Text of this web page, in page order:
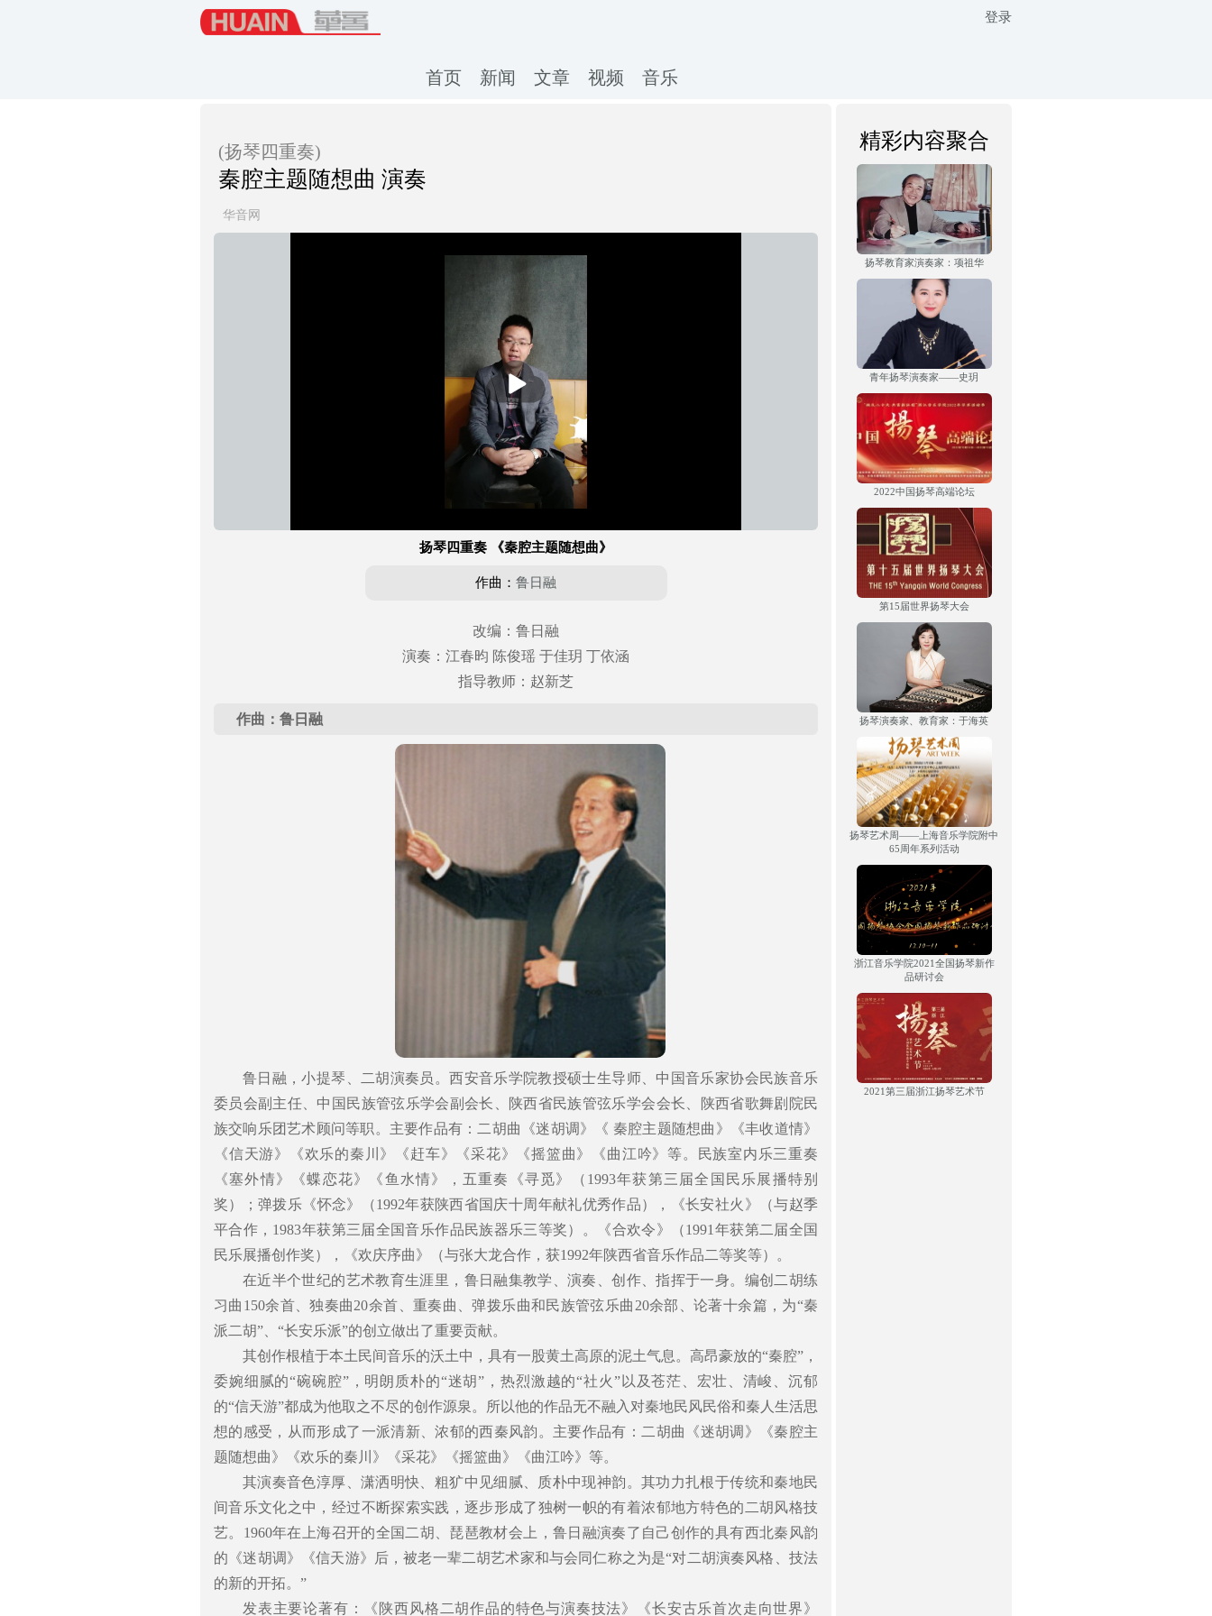
首页 新闻 文章 视频 音乐
登录
(扬琴四重奏)
秦腔主题随想曲 演奏
华音网
播
放
扬琴四重奏 《秦腔主题随想曲》
作曲： 鲁日融
改编：鲁日融
演奏：江春昀 陈俊瑶 于佳玥 丁依涵
指导教师：赵新芝
作曲：鲁日融
鲁日融，小提琴、二胡演奏员。西安音乐学院教授硕士生导师、中国音乐家协会民族音乐
委员会副主任、中国民族管弦乐学会副会长、陕西省民族管弦乐学会会长、陕西省歌舞剧院民
族交响乐团艺术顾问等职。主要作品有：二胡曲《迷胡调》《 秦腔主题随想曲》《丰收道情》
《信天游》《欢乐的秦川》《赶车》《采花》《摇篮曲》《曲江吟》等。民族室内乐三重奏
《塞外情》《蝶恋花》《鱼水情》，五重奏《寻觅》（1993年获第三届全国民乐展播特别
奖）；弹拨乐《怀念》（1992年获陕西省国庆十周年献礼优秀作品），《长安社火》（与赵季
平合作，1983年获第三届全国音乐作品民族器乐三等奖）。《合欢令》（1991年获第二届全国
民乐展播创作奖），《欢庆序曲》（与张大龙合作，获1992年陕西省音乐作品二等奖等）。
在近半个世纪的艺术教育生涯里，鲁日融集教学、演奏、创作、指挥于一身。编创二胡练
习曲150余首、独奏曲20余首、重奏曲、弹拨乐曲和民族管弦乐曲20余部、论著十余篇，为“秦
派二胡”、“长安乐派”的创立做出了重要贡献。
其创作根植于本土民间音乐的沃土中，具有一股黄土高原的泥土气息。高昂豪放的“秦腔”，
委婉细腻的“碗碗腔”，明朗质朴的“迷胡”，热烈激越的“社火”以及苍茫、宏壮、清峻、沉郁
的“信天游”都成为他取之不尽的创作源泉。所以他的作品无不融入对秦地民风民俗和秦人生活思
想的感受，从而形成了一派清新、浓郁的西秦风韵。主要作品有：二胡曲《迷胡调》《秦腔主
题随想曲》《欢乐的秦川》《采花》《摇篮曲》《曲江吟》等。
其演奏音色淳厚、潇洒明快、粗犷中见细腻、质朴中现神韵。其功力扎根于传统和秦地民
间音乐文化之中，经过不断探索实践，逐步形成了独树一帜的有着浓郁地方特色的二胡风格技
艺。1960年在上海召开的全国二胡、琵琶教材会上，鲁日融演奏了自己创作的具有西北秦风韵
的《迷胡调》《信天游》后，被老一辈二胡艺术家和与会同仁称之为是“对二胡演奏风格、技法
的新的开拓。”
发表主要论著有：《陕西风格二胡作品的特色与演奏技法》《长安古乐首次走向世界》
精彩内容聚合
扬琴教育家演奏家：项祖华
青年扬琴演奏家——史玥
2022中国扬琴高端论坛
第15届世界扬琴大会
扬琴演奏家、教育家：于海英
扬琴艺术周——上海音乐学院附中
65周年系列活动
浙江音乐学院2021全国扬琴新作
品研讨会
2021第三届浙江扬琴艺术节